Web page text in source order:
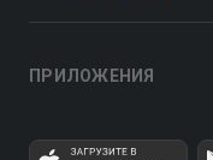
ПРИЛОЖЕНИЯ